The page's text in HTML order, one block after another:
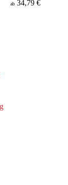
ab 34,79 €